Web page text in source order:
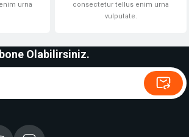
urna
consectetur tellus enim urna
vulputate.
Olabilirsiniz.